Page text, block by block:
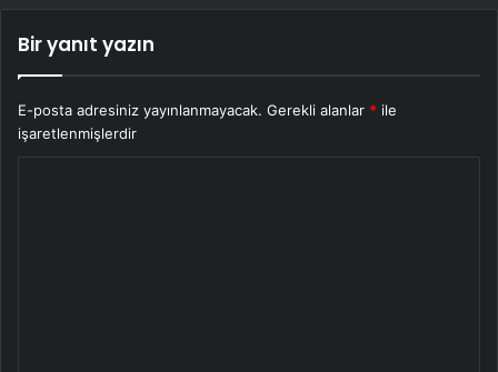
Bir yanıt yazın
E-posta adresiniz yayınlanmayacak. Gerekli alanlar * ile
işaretlenmişlerdir